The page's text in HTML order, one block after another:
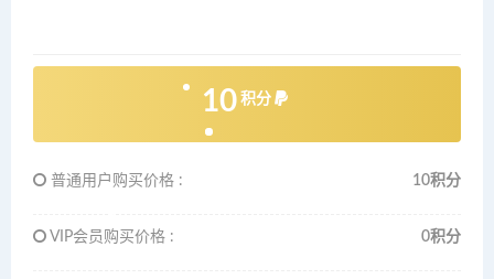
10 积分
普通用户购买价格 : 10积分
VIP会员购买价格 : 0积分